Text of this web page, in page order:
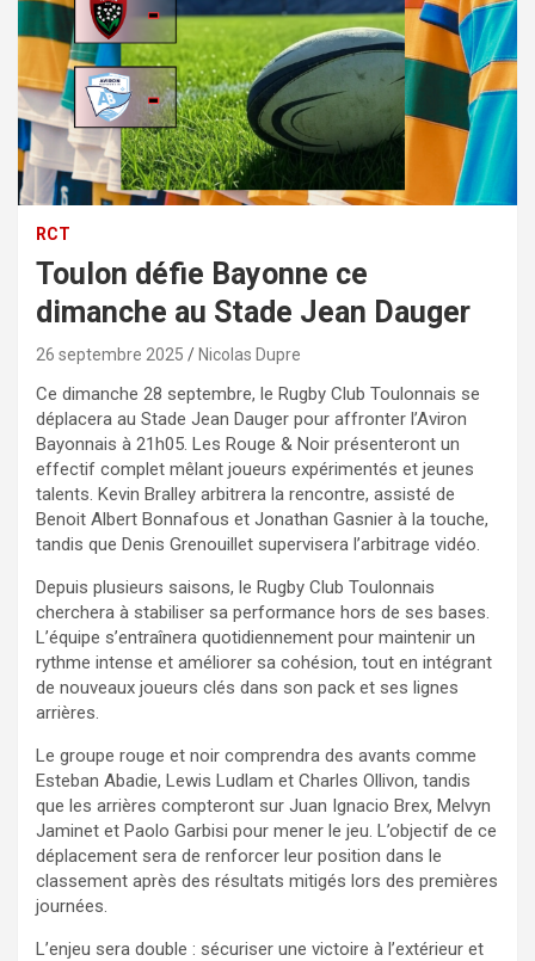
RCT
Toulon défie Bayonne ce
dimanche au Stade Jean Dauger
26 septembre 2025 Nicolas Dupre
Ce dimanche 28 septembre, le Rugby Club Toulonnais se
déplacera au Stade Jean Dauger pour affronter l’Aviron
Bayonnais à 21h05. Les Rouge & Noir présenteront un
effectif complet mêlant joueurs expérimentés et jeunes
talents. Kevin Bralley arbitrera la rencontre, assisté de
Benoit Albert Bonnafous et Jonathan Gasnier à la touche,
tandis que Denis Grenouillet supervisera l’arbitrage vidéo.
Depuis plusieurs saisons, le Rugby Club Toulonnais
cherchera à stabiliser sa performance hors de ses bases.
L’équipe s’entraînera quotidiennement pour maintenir un
rythme intense et améliorer sa cohésion, tout en intégrant
de nouveaux joueurs clés dans son pack et ses lignes
arrières.
Le groupe rouge et noir comprendra des avants comme
Esteban Abadie, Lewis Ludlam et Charles Ollivon, tandis
que les arrières compteront sur Juan Ignacio Brex, Melvyn
Jaminet et Paolo Garbisi pour mener le jeu. L’objectif de ce
déplacement sera de renforcer leur position dans le
classement après des résultats mitigés lors des premières
journées.
L’enjeu sera double : sécuriser une victoire à l’extérieur et